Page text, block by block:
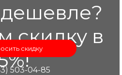
скидку в
скидку
503-04-85